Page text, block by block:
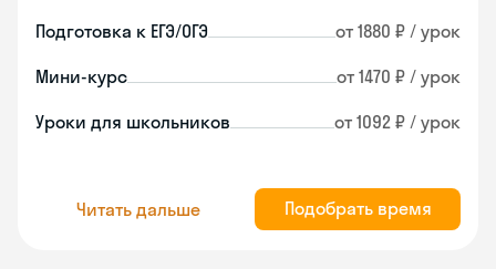
Подготовка к ЕГЭ/ОГЭ от 1880 ₽ / урок
Мини-курс от 1470 ₽ / урок
Уроки для школьников от 1092 ₽ / урок
Читать дальше Подобрать время